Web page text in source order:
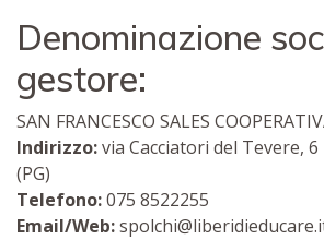
Denominazione
gestore:
SAN FRANCESCO SALES
Indirizzo:via Cacciatori del Tevere,
(PG)
Telefono:075 8522255
Email/Web: